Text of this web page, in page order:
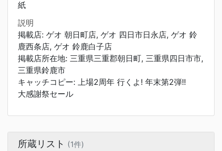
紙
説明
掲載店: ゲオ 朝日町店, ゲオ 四日市日永店, ゲオ 鈴
鹿西条店, ゲオ 鈴鹿白子店
掲載店所在地: 三重県三重郡朝日町, 三重県四日市市,
三重県鈴鹿市
キャッチコピー: 上場2周年 行くよ! 年末第2弾!!
大感謝祭セール
所蔵リスト (1件)